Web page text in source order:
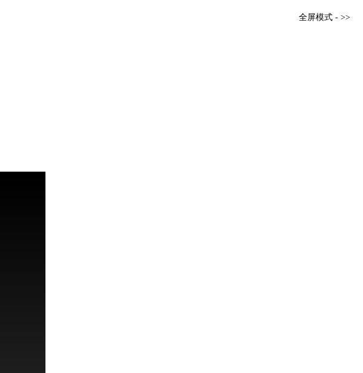
全屏模式 - >>